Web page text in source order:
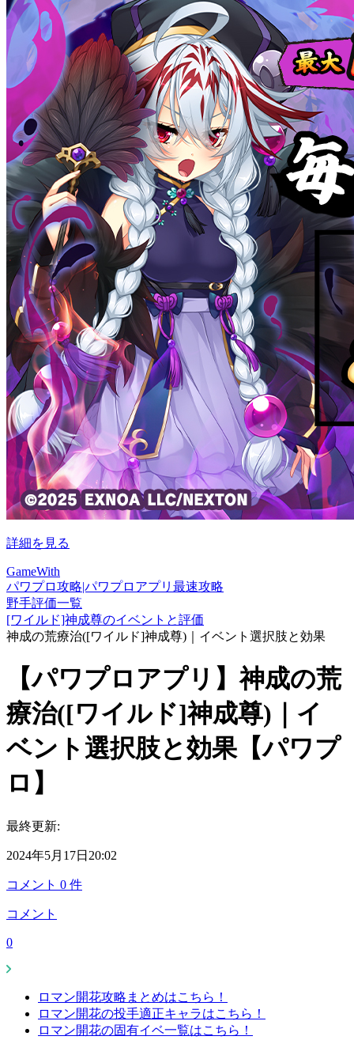
詳細を見る
GameWith
パワプロ攻略|パワプロアプリ最速攻略
野手評価一覧
[ワイルド]神成尊のイベントと評価
神成の荒療治([ワイルド]神成尊)｜イベント選択肢と効果
【パワプロアプリ】神成の荒
療治([ワイルド]神成尊)｜イ
ベント選択肢と効果【パワプ
ロ】
最終更新:
2024年5月17日20:02
コメント 0 件
コメント
0
ロマン開花攻略まとめはこちら！
ロマン開花の投手適正キャラはこちら！
ロマン開花の固有イベ一覧はこちら！